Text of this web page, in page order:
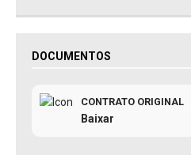
DOCUMENTOS
CONTRATO ORIGINAL
Baixar